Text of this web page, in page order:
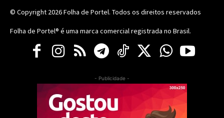
© Copyright 2026Folha de Portel. Todos os direitos reservados
Folha de Portel® é uma marca comercial registrada no Brasil.
- Publicidade -